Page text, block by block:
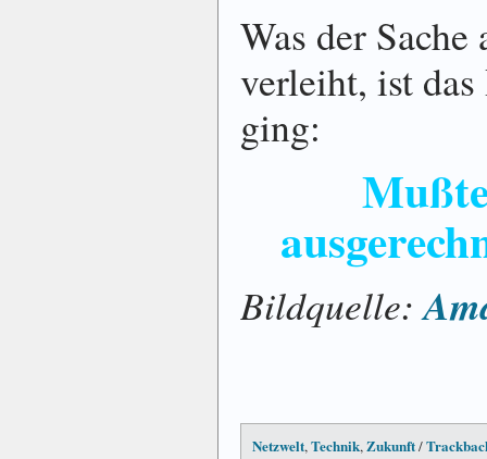
Was der
verleiht, ist das
ging:
Bildquelle:
Netzwelt,Technik,Zukunft/